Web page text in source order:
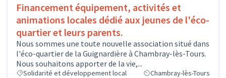
Financement équipement, activités et
animations locales dédié aux jeunes de l'éco-
quartier et leurs parents.
Nous sommes une toute nouvelle association situé dans
l'éco-quartier de la Guignardière à Chambray-lès-Tours.
Nous souhaitons apporter de la vie,...
Solidarité et développement local Chambray-lès-Tours